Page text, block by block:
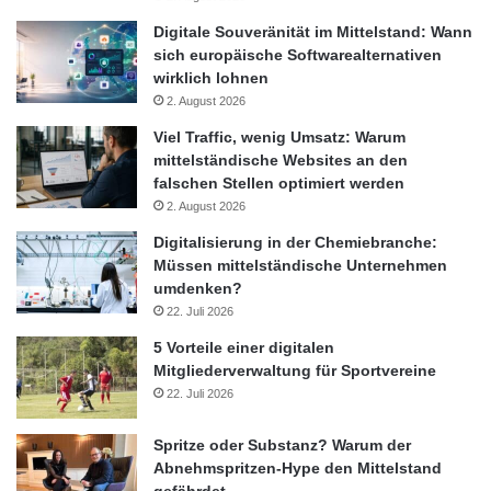
Lebensweise und den Faktor Effizienz und Umweltfreundlichkeit
beim Autokauf zu machen.
Der Rückgang der weltweiten Erdölressourcen sowie die
zunehmende Umweltverschmutzung und globale Erwärmung
zwingen die Menschen, nach alternativen Mobilitätskonzepten
zu suchen. Die Studie belegt, dass Elektromobilität dafür großes
Potenzial aufweist.
Die vollständige Studie gibt es unter www.grieger-
cie.de/elektromobilitaet
Quelle: Dr. Grieger & Cie. Marktforschung
Dr. Grieger und Cie. Hamburg
Digitale Souveränität im Mittelstand: Wann
sich europäische Softwarealternativen
wirklich lohnen
2. August 2026
Viel Traffic, wenig Umsatz: Warum
mittelständische Websites an den
falschen Stellen optimiert werden
2. August 2026
Digitalisierung in der Chemiebranche:
Müssen mittelständische Unternehmen
umdenken?
22. Juli 2026
5 Vorteile einer digitalen
Mitgliederverwaltung für Sportvereine
22. Juli 2026
Spritze oder Substanz? Warum der
Abnehmspritzen-Hype den Mittelstand